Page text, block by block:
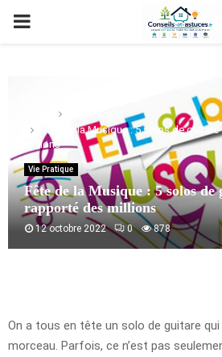
PRIMARY
Fête de la Musique : 5 solos de
millions
Vie Pratique
Fête de la Musique : 5 solos
rapporté des millions
12 octobre 2022 0 878
On a tous en tête un solo de guitare
morceau. Parfois, ce n’est pas